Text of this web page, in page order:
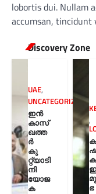
lobortis dui. Nullam
accumsan, tincidunt
Discovery Zone
UAE,
UNCATEGORIZED
ഇൻ
കാസ്
ഖത്ത
ർ
കു
റ്റ്യാടി
നി
യോജ
ക
,
ഭ